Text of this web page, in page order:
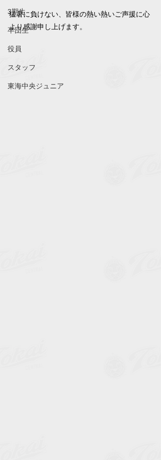
3期生
卒団生
役員
スタッフ
東海中央ジュニア
猛暑に負けない、皆様の熱い熱いご声援に心
より感謝申し上げます。